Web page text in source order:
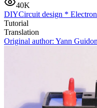
40K
DIYCircuit design *
Tutorial
Translation
Original author: Yann